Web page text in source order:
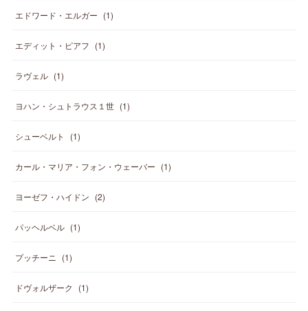
エドワード・エルガー (1)
エディット・ピアフ (1)
ラヴェル (1)
ヨハン・シュトラウス１世 (1)
シューベルト (1)
カール・マリア・フォン・ウェーバー (1)
ヨーゼフ・ハイドン (2)
パッヘルベル (1)
プッチーニ (1)
ドヴォルザーク (1)